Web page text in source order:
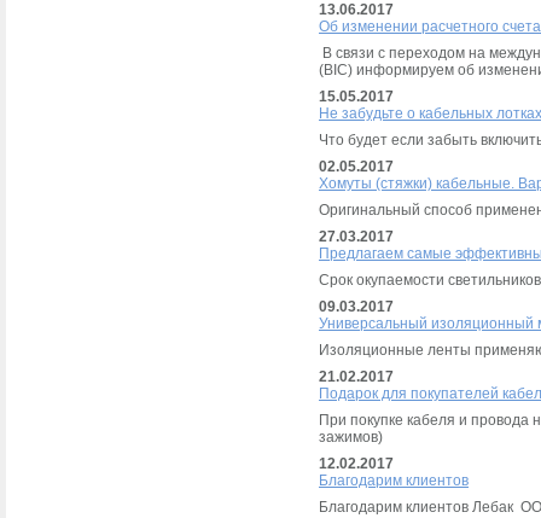
13.06.2017
Об изменении расчетного
В связи с переходом на
(BIC) информируем об
15.05.2017
Не забудьте о кабельных
Что будет если забыть
02.05.2017
Хомуты (стяжки) кабельные.
Оригинальный способ
27.03.2017
Предлагаем самые
Срок окупаемости
09.03.2017
Универсальный изоляционный
Изоляционные ленты
21.02.2017
Подарок для покупателей
При покупке кабеля и
зажимов)
12.02.2017
Благодарим клиентов
Благодарим клиентов Лебак